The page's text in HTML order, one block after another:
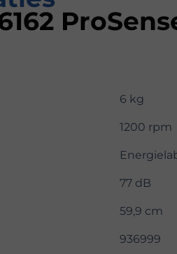
6 kg
1200 rpm
77 dB
59,9 cm
936999